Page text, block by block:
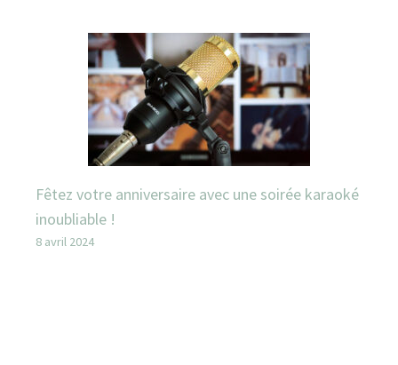
Fêtez votre anniversaire avec une soirée karaoké
inoubliable !
8 avril 2024